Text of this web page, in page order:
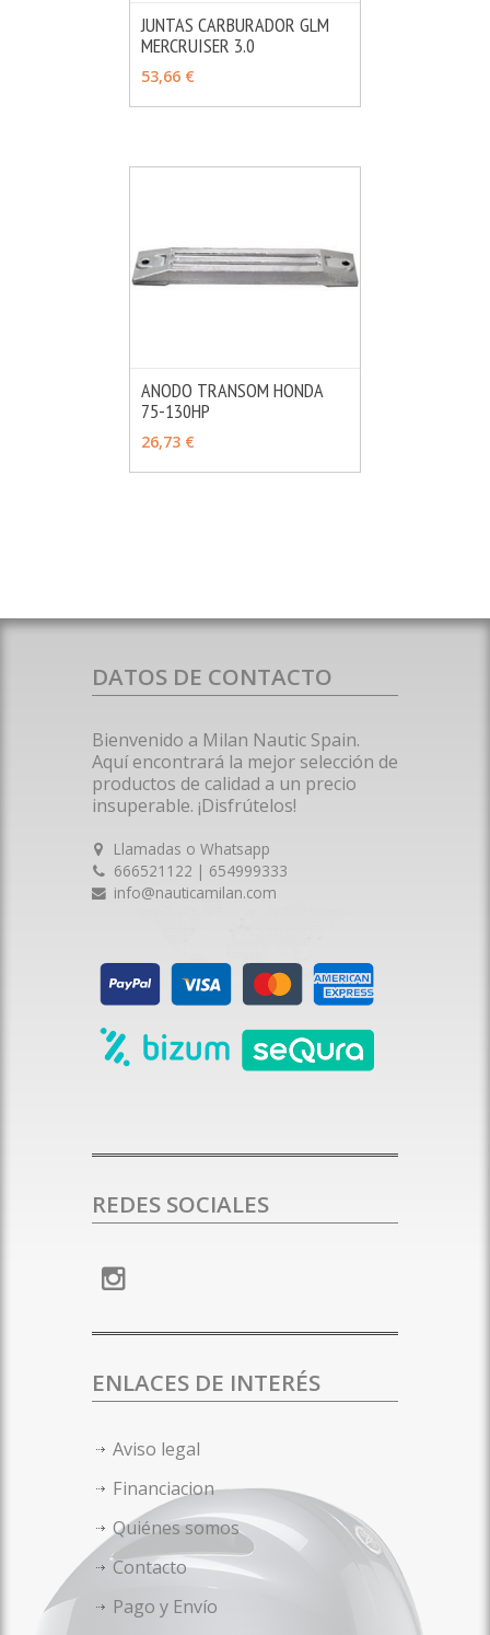
AÑADIR
JUNTAS CARBURADOR GLM
MERCRUISER 3.0
53,66 €
AÑADIR
ANODO TRANSOM HONDA
75-130HP
26,73 €
DATOS DE CONTACTO
Bienvenido a Milan Nautic Spain.
Aquí encontrará la mejor selección de
productos de calidad a un precio
insuperable. ¡Disfrútelos!
Llamadas o Whatsapp
666521122 | 654999333
info@nauticamilan.com
REDES SOCIALES
ENLACES DE INTERÉS
Aviso legal
Financiacion
Quiénes somos
Contacto
Pago y Envío